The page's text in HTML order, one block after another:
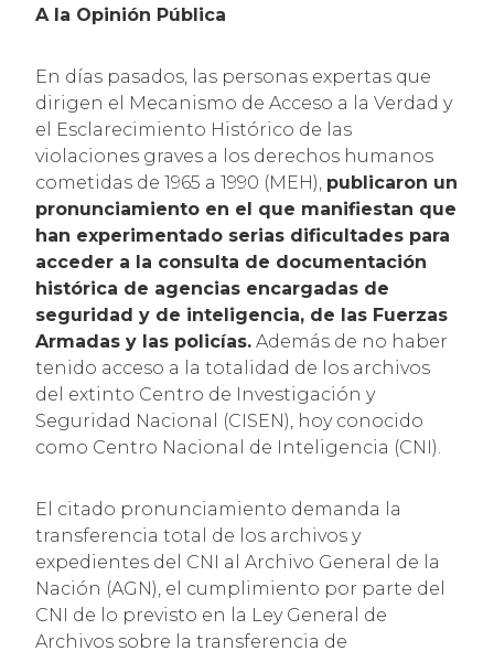
A la Opinión Pública
En días pasados, las personas expertas que
dirigen el Mecanismo de Acceso a la Verdad y
el Esclarecimiento Histórico de las
violaciones graves a los derechos humanos
cometidas de 1965 a 1990 (MEH), publicaron un
pronunciamiento en el que manifiestan que
han experimentado serias dificultades para
acceder a la consulta de documentación
histórica de agencias encargadas de
seguridad y de inteligencia, de las Fuerzas
Armadas y las policías. Además de no haber
tenido acceso a la totalidad de los archivos
del extinto Centro de Investigación y
Seguridad Nacional (CISEN), hoy conocido
como Centro Nacional de Inteligencia (CNI).
El citado pronunciamiento demanda la
transferencia total de los archivos y
expedientes del CNI al Archivo General de la
Nación (AGN), el cumplimiento por parte del
CNI de lo previsto en la Ley General de
Archivos sobre la transferencia de